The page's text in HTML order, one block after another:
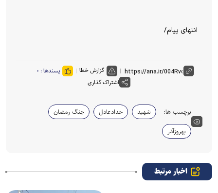
انتهای پیام/
گزارش خطا پسندها : ۰
اشتراک گذاری
برچسب ها: شهید حدادعادل
جنگ رمضان
بهروزآذر
اخبار مرتبط